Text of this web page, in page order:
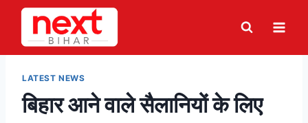
Skip
content
LATEST NEWS
बिहार आने वाले सैलानियों के लिए